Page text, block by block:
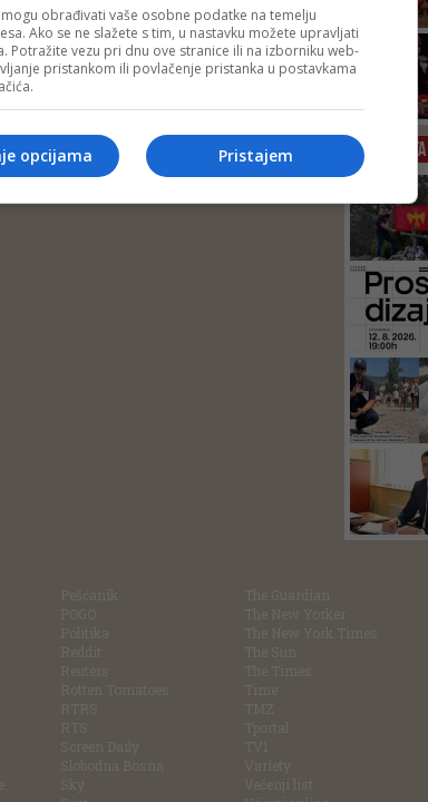
24 SATA
Pešćanik
POGO
Politika
Reddit
Reuters
Rotten Tomatoes
RTRS
RTS
Screen Daily
Slobodna Bosna
Sky
The Guardian
The New Yorker
The New York Times
The Sun
The Times
Time
TMZ
Tportal
TV1
Variety
Večenji list
obrađivati vaše osobne podatke na temelju
Ako se ne slažete s tim, u nastavku možete upravljati
Potražite vezu pri dnu ove stranice ili na izborniku web-
pristankom ili povlačenje pristanka u postavkama
Pristajem
opcijama